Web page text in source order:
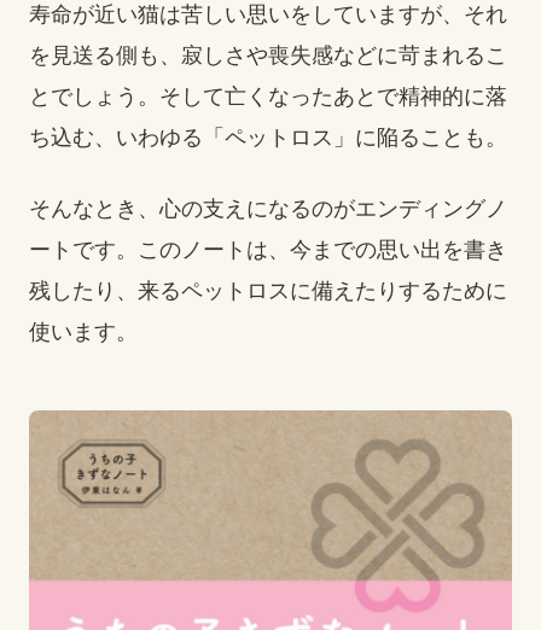
寿命が近い猫は苦しい思いをしていますが、それ
を見送る側も、寂しさや喪失感などに苛まれるこ
とでしょう。そして亡くなったあとで精神的に落
ち込む、いわゆる「ペットロス」に陥ることも。
そんなとき、心の支えになるのがエンディングノ
ートです。このノートは、今までの思い出を書き
残したり、来るペットロスに備えたりするために
使います。